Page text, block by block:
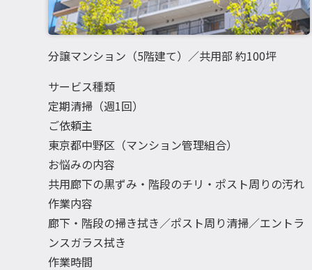
分譲マンション（5階建て）／共用部 約100坪
サービス種類
定期清掃（週1回）
ご依頼主
東京都中野区（マンション管理組合）
お悩みの内容
共用廊下の黒ずみ・階段のチリ・ポスト周りの汚れ
作業内容
廊下・階段の掃き拭き／ポスト周り清掃／エントラ
ンスガラス拭き
作業時間